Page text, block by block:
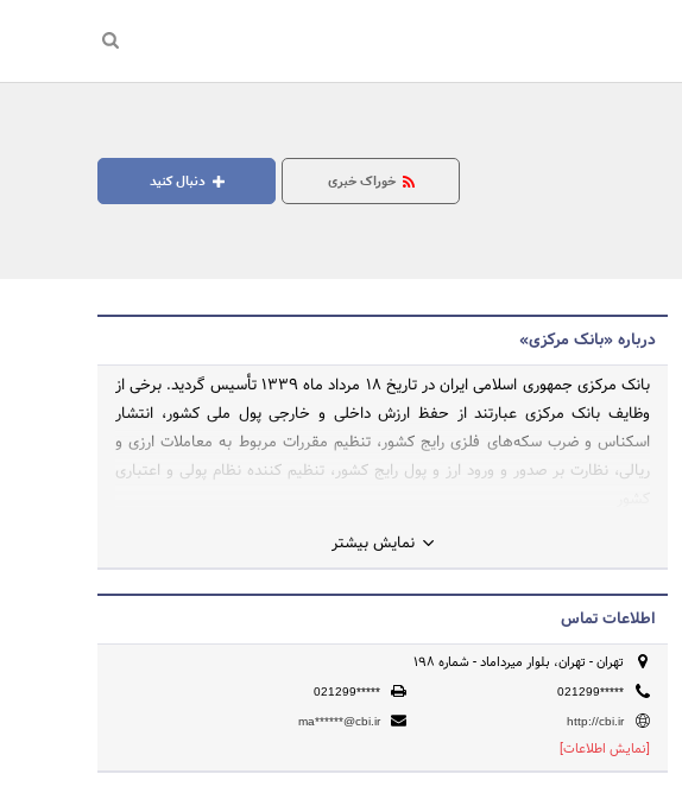
دنبال کنید خوراک خبری
درباره «بانک مرکزی»
بانک مرکزی جمهوری اسلامی ایران در تاریخ 18 مرداد ماه 1339 تأسیس گردید. برخی از
وظایف بانک مرکزی عبارتند از حفظ ارزش داخلی و خارجی پول ملی کشور، انتشار
اسکناس و ضرب سکه‌های فلزی رایج کشور، تنظیم مقررات مربوط به معاملات ارزی و
ریالی، نظارت بر صدور و ورود ارز و پول رایج کشور، تنظیم کننده نظام پولی و اعتباری
نمایش بیشتر
اطلاعات تماس
تهران - تهران، بلوار میرداماد - شماره 198
021299*****
021299*****
http://cbi.ir
ma******@cbi.ir
[نمایش اطلاعات]